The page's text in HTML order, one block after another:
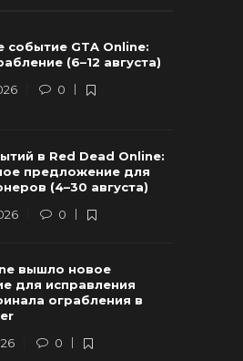
важную
Rockstar
событие GTA Online:
(6–12 августа)
0
в Red Dead Online:
предложение для
(4–30 августа)
0
вышло новое
для исправления
ограбления в
0